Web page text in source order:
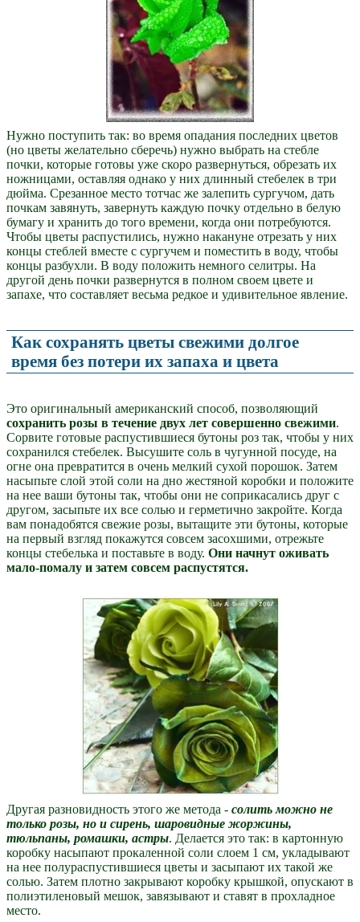
Нужно поступить так: во время опадания последних цветов
(но цветы желательно сберечь) нужно выбрать на стебле
почки, которые готовы уже скоро развернуться, обрезать их
ножницами, оставляя однако у них длинный стебелек в три
дюйма. Срезанное место тотчас же залепить сургучом, дать
почкам завянуть, завернуть каждую почку отдельно в белую
бумагу и хранить до того времени, когда они потребуются.
Чтобы цветы распустились, нужно накануне отрезать у них
концы стеблей вместе с сургучем и поместить в воду, чтобы
концы разбухли. В воду положить немного селитры. На
другой день почки развернутся в полном своем цвете и
запахе, что составляет весьма редкое и удивительное явление.
Как сохранять цветы свежими долгое
время без потери их запаха и цвета
Это оригинальный американский способ, позволяющий
сохранить розы в течение двух лет совершенно свежими.
Сорвите готовые распустившиеся бутоны роз так, чтобы у них
сохранился стебелек. Высушите соль в чугунной посуде, на
огне она превратится в очень мелкий сухой порошок. Затем
насыпьте слой этой соли на дно жестяной коробки и положите
на нее ваши бутоны так, чтобы они не соприкасались друг с
другом, засыпьте их все солью и герметично закройте. Когда
вам понадобятся свежие розы, вытащите эти бутоны, которые
на первый взгляд покажутся совсем засохшими, отрежьте
концы стебелька и поставьте в воду. Они начнут оживать
мало-помалу и затем совсем распустятся.
Другая разновидность этого же метода - солить можно не
только розы, но и сирень, шаровидные жоржины,
тюльпаны, ромашки, астры. Делается это так: в картонную
коробку насыпают прокаленной соли слоем 1 см, укладывают
на нее полураспустившиеся цветы и засыпают их такой же
солью. Затем плотно закрывают коробку крышкой, опускают в
полиэтиленовый мешок, завязывают и ставят в прохладное
место.